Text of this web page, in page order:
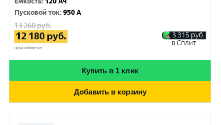
Пусковой ток:950 A
13 260руб.
12 180 руб.
при обмене
3 315 руб.
в Сплит
Купить в 1 клик
Добавить в корзину